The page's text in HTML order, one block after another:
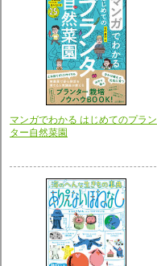
マンガでわかる はじめてのプラン
ター自然菜園